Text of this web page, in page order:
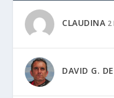
CLAUDINA 2
DAVID G.